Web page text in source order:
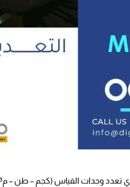
وحدات القياس (كجم – طن – م³) لنفس المنتج!